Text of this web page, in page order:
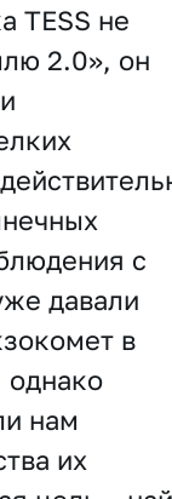
TESS не
2.0», он
с
давали
в
однако
нам
их